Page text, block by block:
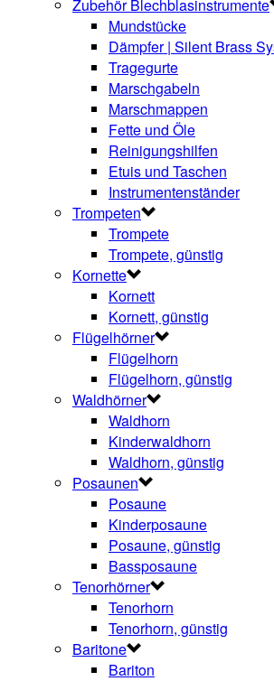
Zubehör Blechblasinstrumente
Mundstücke
Dämpfer | Silent Brass
Tragegurte
Marschgabeln
Marschmappen
Fette und Öle
Reinigungshilfen
Etuis und Taschen
Instrumentenständer
Trompeten
Trompete
Trompete, günstig
Kornette
Kornett
Kornett, günstig
Flügelhörner
Flügelhorn
Flügelhorn, günstig
Waldhörner
Waldhorn
Kinderwaldhorn
Waldhorn, günstig
Posaunen
Posaune
Kinderposaune
Posaune, günstig
Bassposaune
Tenorhörner
Tenorhorn
Tenorhorn, günstig
Baritone
Bariton